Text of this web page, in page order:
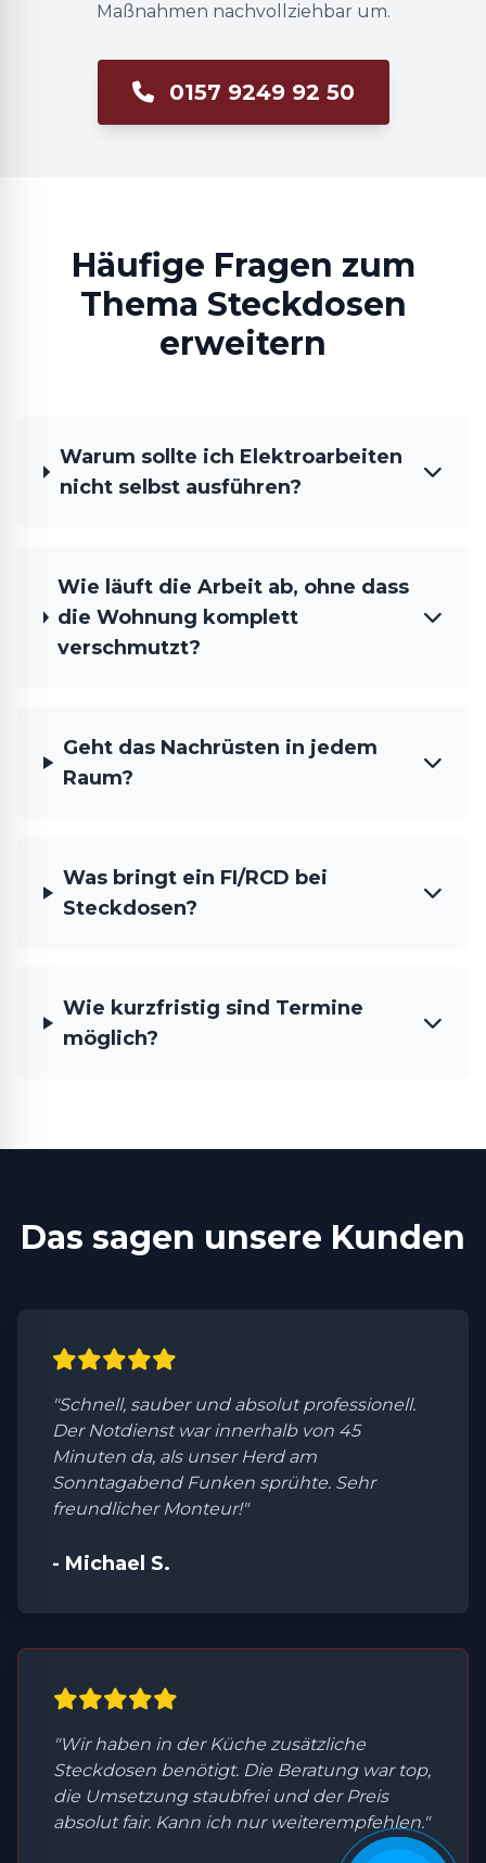
Maßnahmen nachvollziehbar um.
0157 9249 92 50
Häufige Fragen zum
Thema Steckdosen
erweitern
Warum sollte ich Elektroarbeiten
nicht selbst ausführen?
Wie läuft die Arbeit ab, ohne dass
die Wohnung komplett
verschmutzt?
Geht das Nachrüsten in jedem
Raum?
Was bringt ein FI/RCD bei
Steckdosen?
Wie kurzfristig sind Termine
möglich?
Das sagen unsere Kunden
"Schnell, sauber und absolut professionell.
Der Notdienst war innerhalb von 45
Minuten da, als unser Herd am
Sonntagabend Funken sprühte. Sehr
freundlicher Monteur!"
- Michael S.
"Wir haben in der Küche zusätzliche
Steckdosen benötigt. Die Beratung war top,
die Umsetzung staubfrei und der Preis
absolut fair. Kann ich nur weiterempfehlen."